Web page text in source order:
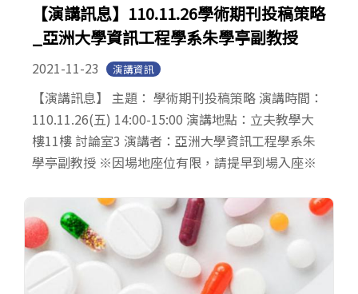
【演講訊息】110.11.26學術期刊投稿策略
_亞洲大學資訊工程學系朱學亭副教授
2021-11-23 演講資訊
【演講訊息】 主題： 學術期刊投稿策略 演講時間：
110.11.26(五) 14:00-15:00 演講地點：立夫教學大
樓11樓 討論室3 演講者：亞洲大學資訊工程學系朱
學亭副教授 ※因場地座位有限，請提早到場入座※